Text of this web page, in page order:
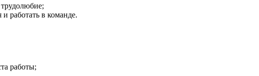
работать в команде.
работы;